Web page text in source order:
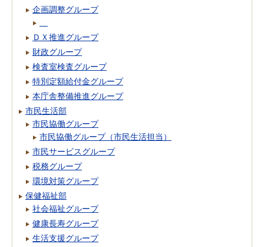
企画調整グループ
ＤＸ推進グループ
財政グループ
検査室検査グループ
特別定額給付金グループ
本庁舎整備推進グループ
市民生活部
市民協働グループ
市民協働グループ（市民生活担当）
市民サービスグループ
税務グループ
環境対策グループ
保健福祉部
社会福祉グループ
健康長寿グループ
生活支援グループ